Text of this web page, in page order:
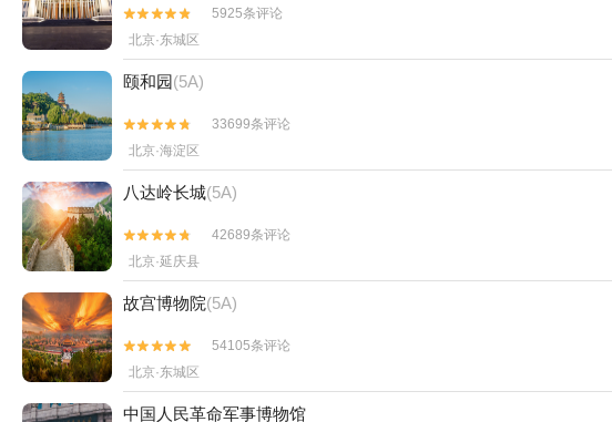


5925条评论
北京·东城区
颐和园(5A)


33699条评论
北京·海淀区
八达岭长城(5A)


42689条评论
北京·延庆县
故宫博物院(5A)


54105条评论
北京·东城区
中国人民革命军事博物馆